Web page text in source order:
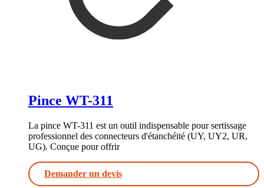
Pince WT-311
La pince WT-311 est un outil indispensable pour sertissage
professionnel des connecteurs d'étanchéité (UY, UY2, UR,
UG). Conçue pour offrir
Demander un devis